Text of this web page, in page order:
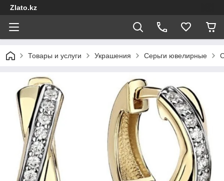
Zlato.kz
Товары и услуги Украшения Серьги ювелирные